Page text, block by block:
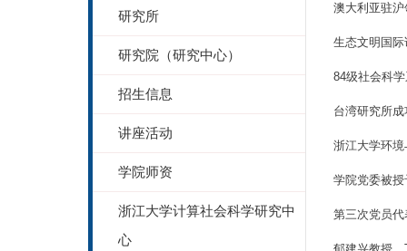
研究所
研究院（研究中心）
招生信息
讲座活动
学院师资
浙江大学计算社会科学研究中
心
澳大利亚驻
生态文明国
84级社会科
台湾研究所
浙江大学环
学院党委被
第三次党员代